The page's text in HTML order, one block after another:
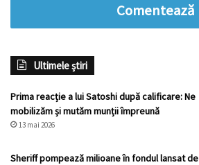
Comentează
Ultimele știri
Prima reacție a lui Satoshi după calificare: Ne
mobilizăm și mutăm munții împreună
13 mai 2026
Sheriff pompează milioane în fondul lansat de